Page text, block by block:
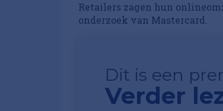
Retailers zagen hun
onderzoek van Mastercard.
Dit is een
Verder